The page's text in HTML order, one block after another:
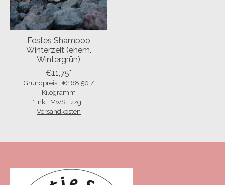
Festes Shampoo
Winterzeit (ehem.
Wintergrün)
€11,75*
Grundpreis : €168,50 /
Kilogramm
* Inkl. MwSt. zzgl.
Versandkosten